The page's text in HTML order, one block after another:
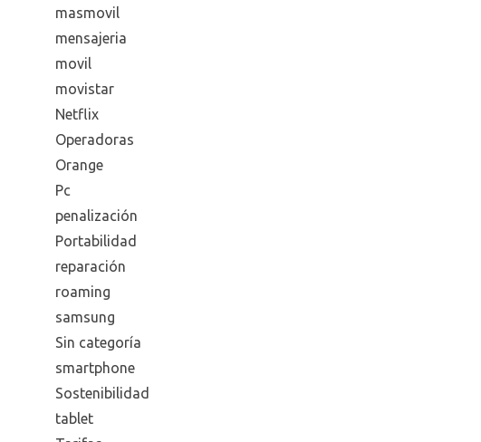
masmovil
mensajeria
movil
movistar
Netflix
Operadoras
Orange
Pc
penalización
Portabilidad
reparación
roaming
samsung
Sin categoría
smartphone
Sostenibilidad
tablet